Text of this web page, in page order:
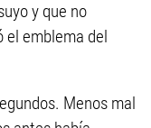
y que no
el emblema del
Menos mal